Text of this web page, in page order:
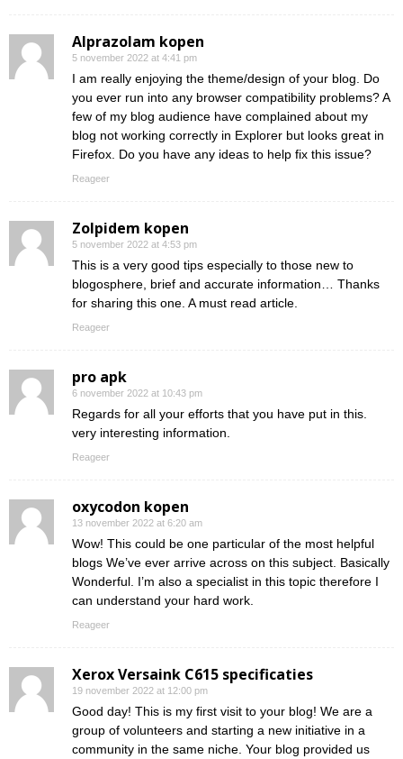
Alprazolam kopen
5 november 2022 at 4:41 pm
I am really enjoying the theme/design of your blog. Do
you ever run into any browser compatibility problems? A
few of my blog audience have complained about my
blog not working correctly in Explorer but looks great in
Firefox. Do you have any ideas to help fix this issue?
Reageer
Zolpidem kopen
5 november 2022 at 4:53 pm
This is a very good tips especially to those new to
blogosphere, brief and accurate information… Thanks
for sharing this one. A must read article.
Reageer
pro apk
6 november 2022 at 10:43 pm
Regards for all your efforts that you have put in this.
very interesting information.
Reageer
oxycodon kopen
13 november 2022 at 6:20 am
Wow! This could be one particular of the most helpful
blogs We’ve ever arrive across on this subject. Basically
Wonderful. I’m also a specialist in this topic therefore I
can understand your hard work.
Reageer
Xerox Versaink C615 specificaties
19 november 2022 at 12:00 pm
Good day! This is my first visit to your blog! We are a
group of volunteers and starting a new initiative in a
community in the same niche. Your blog provided us